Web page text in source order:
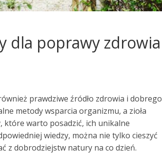
dla poprawy zdrowia
prawdziwe źródło zdrowia i dobrego
metody wsparcia organizmu, a zioła
które warto posadzić, ich unikalne
wiedzy, można nie tylko cieszyć
z dobrodziejstw natury na co dzień.